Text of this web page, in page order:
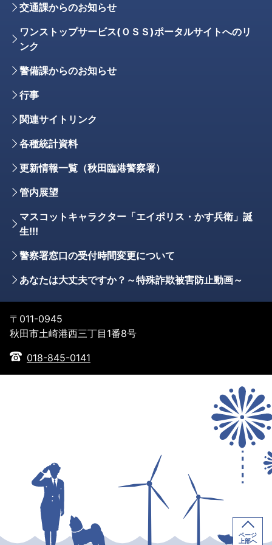
交通課からのお知らせ
ワンストップサービス(ＯＳＳ)ポータルサイトへのリ
ンク
警備課からのお知らせ
行事
関連サイトリンク
各種統計資料
更新情報一覧（秋田臨港警察署）
管内展望
マスコットキャラクター「エイポリス・かす兵衛」誕
生!!!
警察署窓口の受付時間変更について
あなたは大丈夫ですか？～特殊詐欺被害防止動画～
〒011-0945
秋田市土崎港西三丁目1番8号
018-845-0141
ページ
上部へ